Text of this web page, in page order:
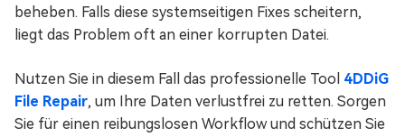
beheben. Falls diese systemseitigen Fixes scheitern,
liegt das Problem oft an einer korrupten Datei.
Nutzen Sie in diesem Fall das professionelle Tool 4DDiG
File Repair, um Ihre Daten verlustfrei zu retten. Sorgen
Sie für einen reibungslosen Workflow und schützen Sie